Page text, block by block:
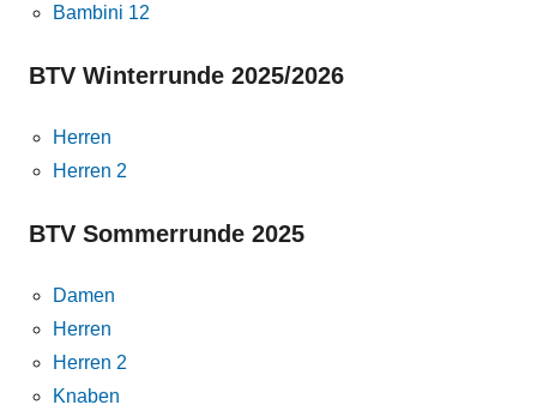
Bambini 12
BTV Winterrunde 2025/2026
Herren
Herren 2
BTV Sommerrunde 2025
Damen
Herren
Herren 2
Knaben